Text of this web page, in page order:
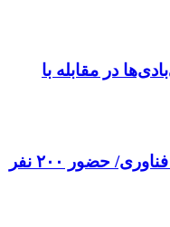
در مقابله با
رقابت ۴۷۰۰ نخبه در المپیک فناوری/ حضور ۲۰۰ نفر